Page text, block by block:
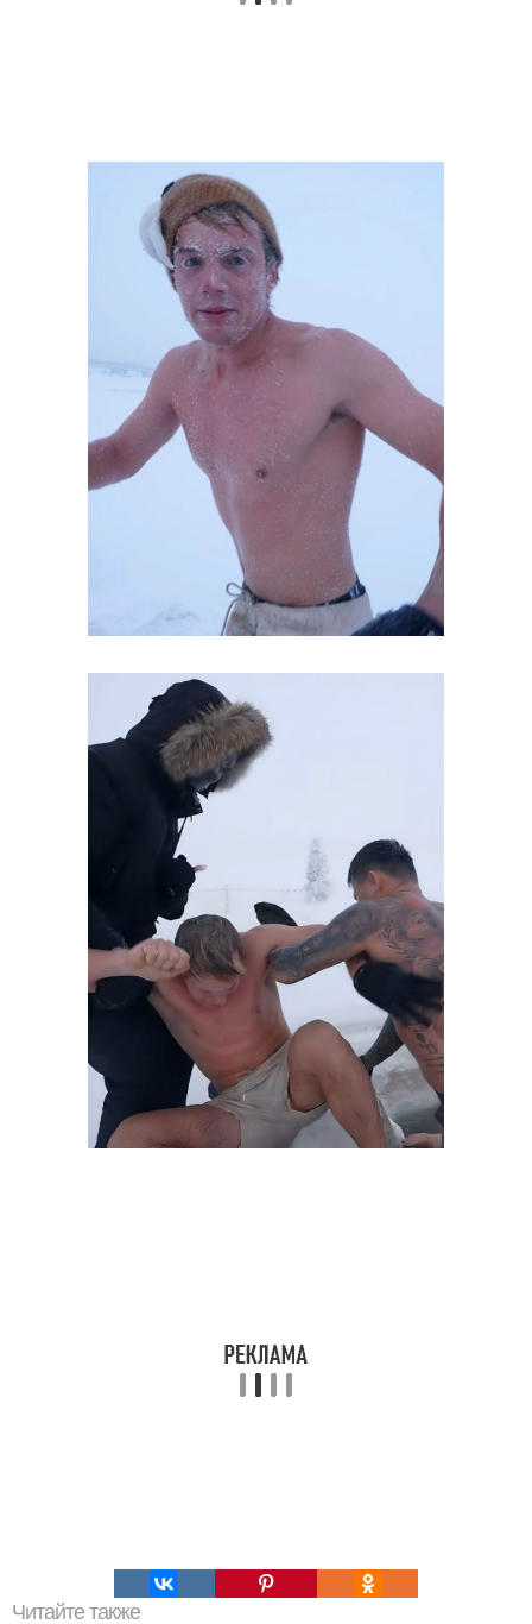
Читайте также